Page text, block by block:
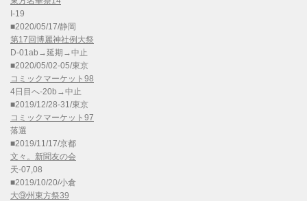
I-19
■2020/05/17/静岡
第17回博麗神社例大祭
D-01ab→延期→中止
■2020/05/02-05/東京
コミックマーケット98
4日目へ-20b→中止
■2019/12/28-31/東京
コミックマーケット97
落選
■2019/11/17/京都
文々。新聞友の会
天-07,08
■2019/10/20/小倉
大⑨州東方祭39